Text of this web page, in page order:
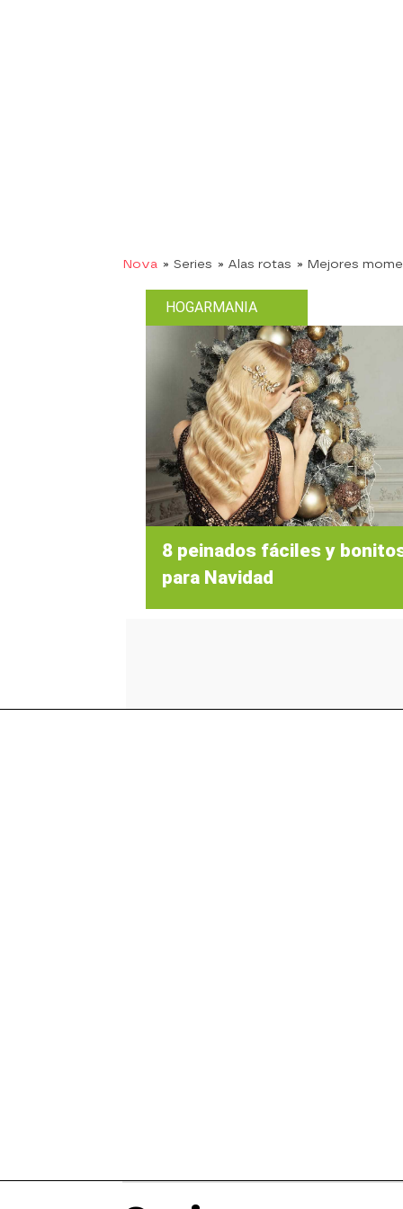
Nova » Series » Alas rotas » Mejores
HOGARMANIA
8 peinados fáciles y
para Navidad